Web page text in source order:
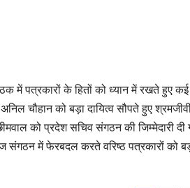
में पत्रकारों के हितों को ध्यान में रखते हुए
चौहान को बड़ा दायित्व सौपते हुए
को प्रदेश सचिव संगठन की जिम्मेदारी दी
में फेरबदल करते वरिष्ठ पत्रकारों को बड़ा